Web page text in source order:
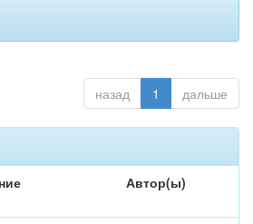
назад 1 дальше
Автор(ы)